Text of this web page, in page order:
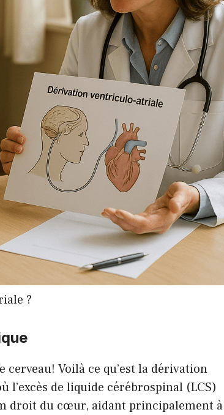
?
cerveau! Voilà ce qu’est la dérivation
l’excès de liquide cérébrospinal (LCS)
droit du cœur, aidant principalement à